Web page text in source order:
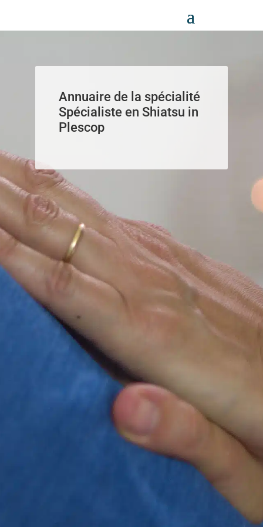
Annuaire de la spécialité
Spécialiste en Shiatsu in
Plescop